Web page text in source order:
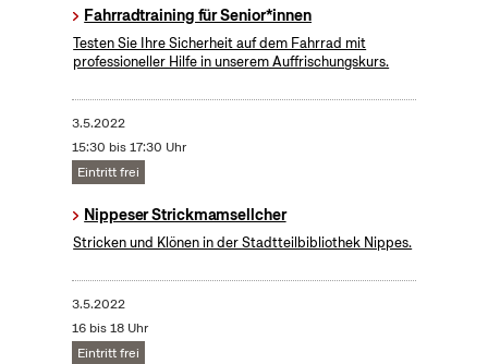
Fahrradtraining für Senior*innen
Testen Sie Ihre Sicherheit auf dem Fahrrad mit
professioneller Hilfe in unserem Auffrischungskurs.
3.5.2022
15:30 bis 17:30 Uhr
Eintritt frei
Nippeser Strickmamsellcher
Stricken und Klönen in der Stadtteilbibliothek Nippes.
3.5.2022
16 bis 18 Uhr
Eintritt frei